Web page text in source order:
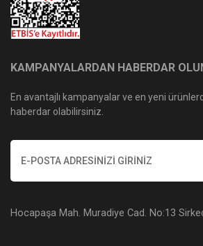
KAMPANYALARDAN HABERDAR
En avantajlı kampanyalar ve en yeni
haberdar olabilirsiniz.
Hocapaşa Mah. Muradiye Cad. No:13